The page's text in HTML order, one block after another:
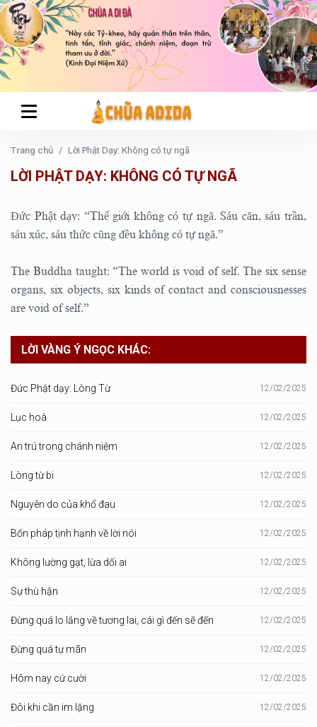
Trang chủ Lời Phật Dạy: Không có tự ngã
LỜI PHẬT DẠY: KHÔNG CÓ TỰ NGÃ
Đức Phật dạy: “Thế giới không có tự ngã. Sáu căn, sáu trần,
sáu xúc, sáu thức cũng đều không có tự ngã.”
The Buddha taught: “The world is void of self. The six sense
organs, six objects, six kinds of contact and consciousnesses
are void of self.”
LỜI VÀNG Ý NGỌC KHÁC:
Đức Phật dạy: Lòng Từ 12/02/2025
Lục hoà 12/02/2025
An trú trong chánh niệm 12/02/2025
Lòng từ bi 12/02/2025
Nguyên do của khổ đau 12/02/2025
Bốn pháp tịnh hạnh về lời nói 12/02/2025
Không lường gạt, lừa dối ai 12/02/2025
Sự thù hận 12/02/2025
Đừng quá lo lắng về tương lai, cái gì đến sẽ đến 12/02/2025
Đừng quá tự mãn 12/02/2025
Hôm nay cứ cười 12/02/2025
Đôi khi cần im lặng 12/02/2025